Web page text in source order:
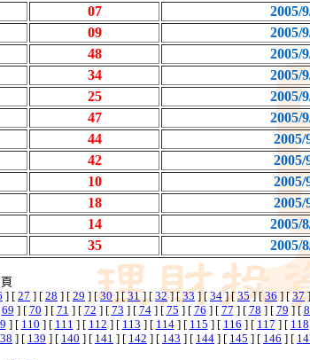
07
2005/
09
2005/
48
2005/
34
2005/
25
2005/
47
2005/
44
2005/
42
2005/
10
2005/
18
2005/
14
2005/
35 2005/
] [ 27 ] [ 28 ] [ 29 ] [30] [31] [ 32] [33 ] [ 34] [35] [ 36 ] [37
69 ] [ 70 ] [ 71 ] [ 72 ] [ 73 ] [ 74] [ 75 ] [ 76 ] [ 77 ] [ 78 ] [ 79 ] [
] [ 110 ] [ 111 ] [ 112 ] [ 113 ] [ 114] [ 115 ] [ 116 ] [ 117 ] [ 118
] [ 139 ] [ 140 ] [ 141 ] [ 142 ] [ 143 ] [ 144 ] [ 145 ] [ 146 ] [